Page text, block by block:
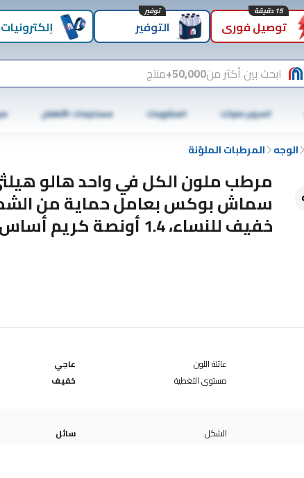
توصيل فوري
15 دقيقة
التوفير
توفير
إلكترونيات
ابحث بين أكثر من50,000+ منتج
السوبر ماركت المشروبات مستلزمات الأطفال
الوجه المرطبات الملوّنة
مرطب ملون الكل في واحد هالو
خفيف للنساء، 1.4 أونصة كريم أساس
عائلة اللون
عاجي
مستوى التغطية
خفيف
الشكل سائل